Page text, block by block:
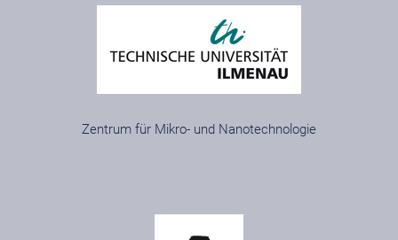
Zentrum für Mikro- und Nanotechnologie